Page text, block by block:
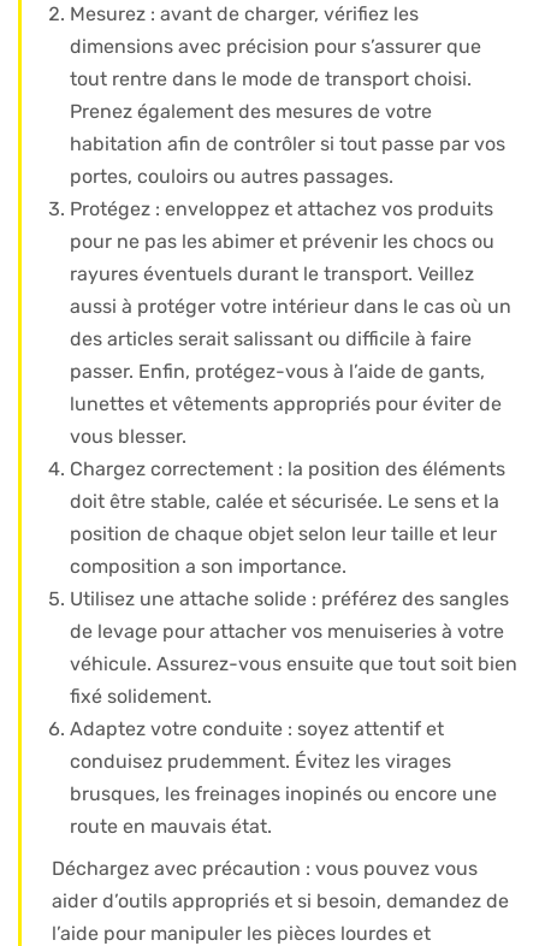
Mesurez : avant de charger, vérifiez les
dimensions avec précision pour s’assurer que
tout rentre dans le mode de transport choisi.
Prenez également des mesures de votre
habitation afin de contrôler si tout passe par vos
portes, couloirs ou autres passages.
Protégez : enveloppez et attachez vos produits
pour ne pas les abimer et prévenir les chocs ou
rayures éventuels durant le transport. Veillez
aussi à protéger votre intérieur dans le cas où un
des articles serait salissant ou difficile à faire
passer. Enfin, protégez-vous à l’aide de gants,
lunettes et vêtements appropriés pour éviter de
vous blesser.
Chargez correctement : la position des éléments
doit être stable, calée et sécurisée. Le sens et la
position de chaque objet selon leur taille et leur
composition a son importance.
Utilisez une attache solide : préférez des sangles
de levage pour attacher vos menuiseries à votre
véhicule. Assurez-vous ensuite que tout soit bien
fixé solidement.
Adaptez votre conduite : soyez attentif et
conduisez prudemment. Évitez les virages
brusques, les freinages inopinés ou encore une
route en mauvais état.
Déchargez avec précaution : vous pouvez vous
aider d’outils appropriés et si besoin, demandez de
l’aide pour manipuler les pièces lourdes et